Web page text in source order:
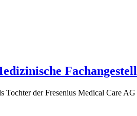
Tochter der Fresenius Medical Care